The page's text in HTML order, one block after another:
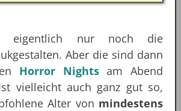
eigentlich nur noch die
Aber die sind dann
Horror Nightsam Abend
vielleicht auch ganz gut so,
Alter von mindestens